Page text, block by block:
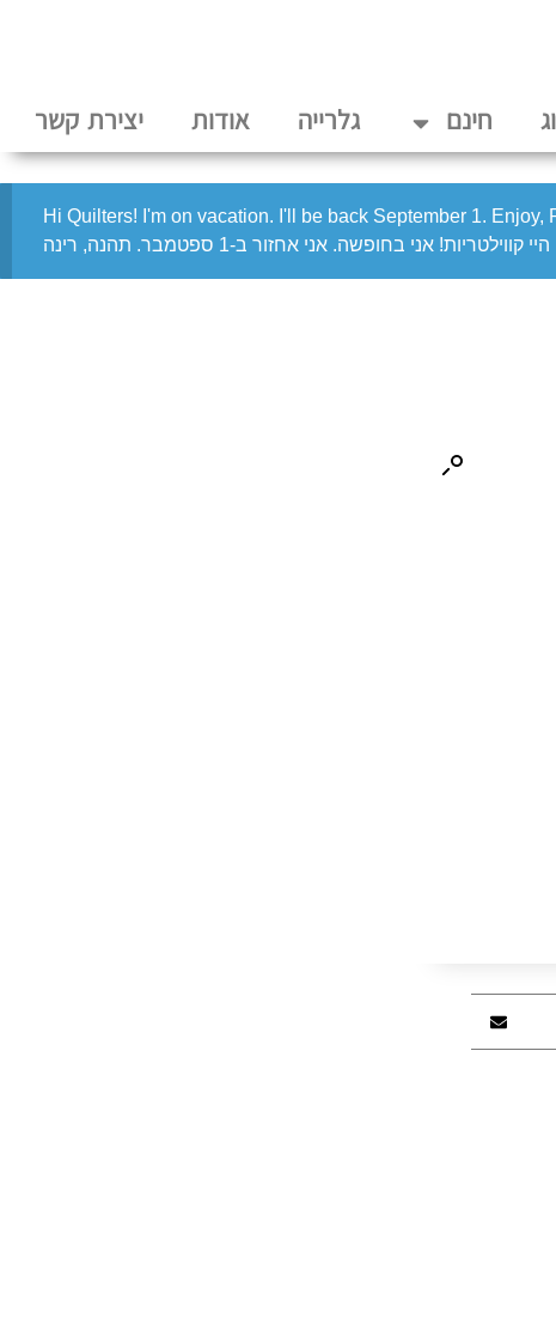
חינם גלרייה אודות יצירת קשר
Hi Quilters! I'm on vacation. I'll be back September 1. Enjoy,
היי קווילטריות! אני בחופשה. אני אחזור ב-1 ספטמבר. תהנה, רינה